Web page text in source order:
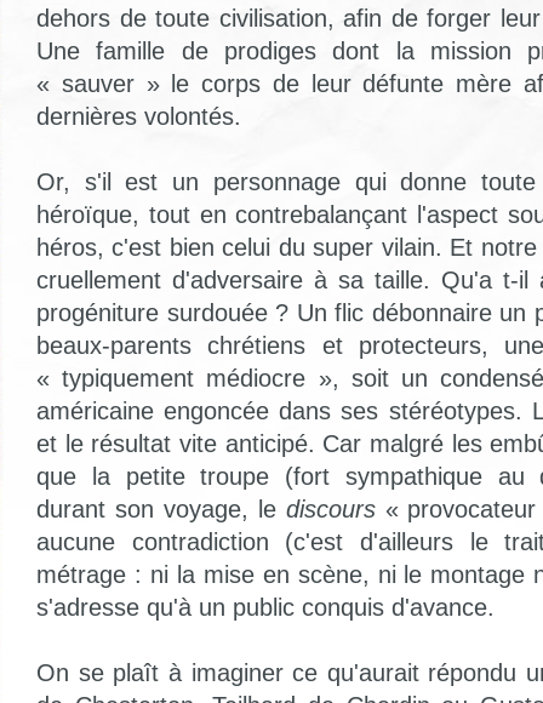
dehors de toute civilisation, afin de forger
Une famille de prodiges dont la mission
« sauver » le corps de leur défunte mère
dernières volontés.
Or, s'il est un personnage qui donne
héroïque, tout en contrebalançant l'aspect
héros, c'est bien celui du super vilain. Et
cruellement d'adversaire à sa taille. Qu'a t-
progéniture surdouée ? Un flic débonnaire un
beaux-parents chrétiens et protecteurs,
« typiquement médiocre », soit un
américaine engoncée dans ses stéréotypes.
et le résultat vite anticipé. Car malgré les
que la petite troupe (fort sympathique au
durant son voyage, le discours« provocateur
aucune contradiction (c'est d'ailleurs le
métrage : ni la mise en scène, ni le montage
s'adresse qu'à un public conquis d'avance.
On se plaît à imaginer ce qu'aurait répondu